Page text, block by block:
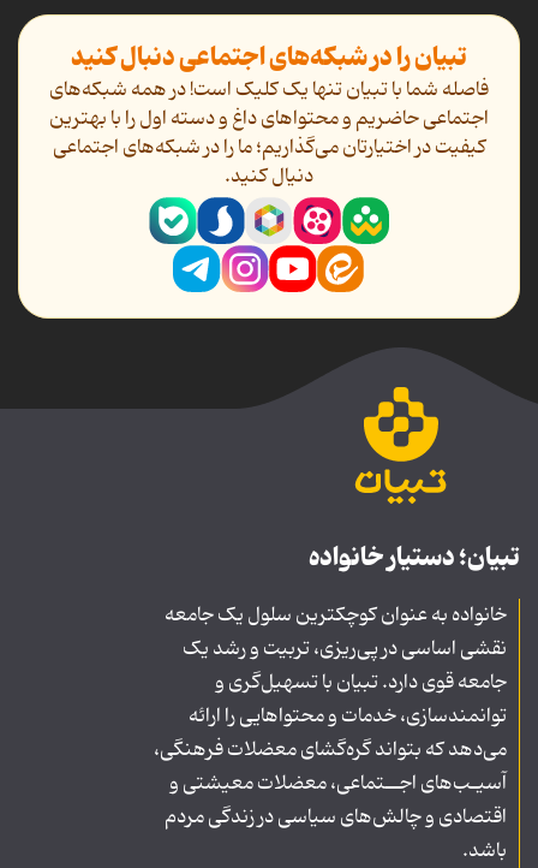
تبیان را در شبکه‌های اجتماعی دنبال کنید
فاصله شما با تبیان تنها یک کلیک است! در همه شبکه‌های
اجتماعی حاضریم و محتواهای داغ و دسته اول را با بهترین
کیفیت در اختیارتان می‌گذاریم؛ ما را در شبکه‌های اجتماعی
دنیال کنید.
تبیان؛ دستیار خانواده
خانواده به عنوان کوچکترین سلول یک جامعه
نقشی اساسی در پی‌ریزی، تربیت و رشد یک
جامعه قوی دارد. تبیان با تسهیل‌گری و
توانمندسازی، خدمات و محتواهایی را ارائه
می‌دهد که بتواند گره‌گشای معضلات فرهنگی،
آسیـب‌های اجــتماعی، معضلات معیشتی و
اقتصادی و چالش‌های سیاسی در زندگی مردم
باشد.